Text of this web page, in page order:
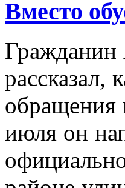
Вместо
Гражданин
рассказал,
обращения
июля он